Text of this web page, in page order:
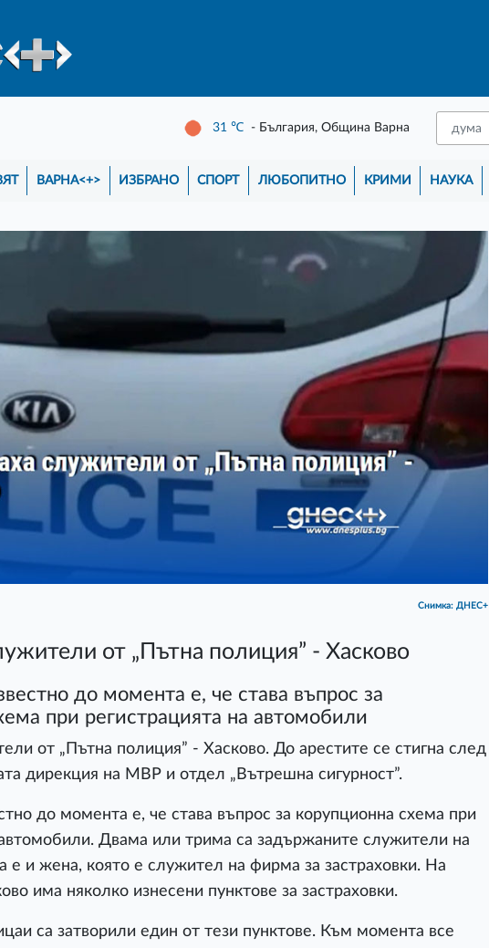
31 ℃ - България, Община Варна
ВАРНА<+> ИЗБРАНО СПОРТ ЛЮБОПИТНО КРИМИ НАУКА
Снимка: ДНЕС+
от „Пътна полиция” - Хасково
до момента е, че става въпрос за
при регистрацията на автомобили
от „ Пътна полиция” - Хасково. До арестите се стигна след
дирекция на МВР и отдел „ Вътрешна сигурност”.
до момента е, че става въпрос за корупционна схема при
Двама или трима са задържаните служители на
е и жена, която е служител на фирма за застраховки. На
има няколко изнесени пунктове за застраховки.
са затворили един от тези пунктове. Към момента все